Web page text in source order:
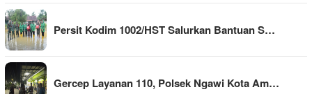
Persit Kodim 1002/HST Salurkan Bantuan S…
Gercep Layanan 110, Polsek Ngawi Kota Am…